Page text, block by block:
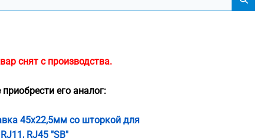
снят с производства.
его аналог:
45х22,5мм со шторкой для
RJ45 "SB"